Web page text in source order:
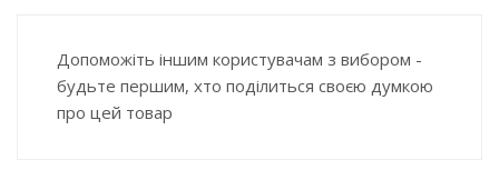
Допоможіть іншим користувачам з вибором -
будьте першим, хто поділиться своєю думкою
про цей товар